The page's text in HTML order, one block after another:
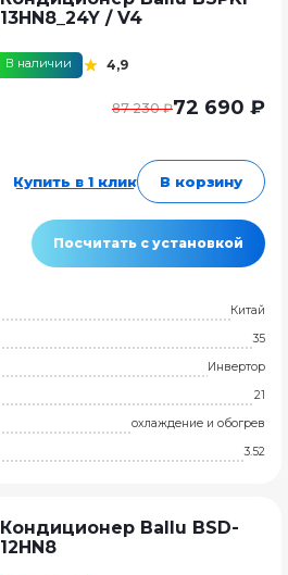
13HN8_24Y / V4
В наличии 4,9
87 230 ₽72 690 ₽
Купить в 1 клик В корзину
Посчитать с установкой
Китай
35
Инвертор
21
охлаждение и обогрев
3.52
Кондиционер Ballu BSD-
12HN8